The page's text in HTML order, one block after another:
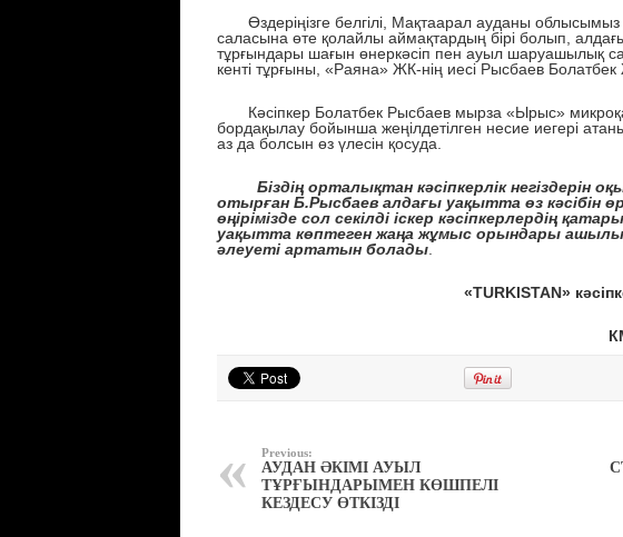
Өздеріңізге белгілі, Мақтаарал ауданы
саласына өте қолайлы аймақтардың бірі болып,
тұрғындары шағын өнеркәсіп пен ауыл шаруашылық
кенті тұрғыны, «Раяна» ЖК-нің иесі Рысбаев
Кәсіпкер Болатбек Рысбаев мырза «Ырыс»
бордақылау бойынша жеңілдетілген несие иегері
аз да болсын өз үлесін қосуда.
Біздің орталықтан кәсіпкерлік негіздерін
отырған Б.Рысбаев алдағы уақытта өз кәсібін
өңірімізде сол секілді іскер кәсіпкерлердің
уақытта көптеген жаңа жұмыс орындары
әлеуеті артатын болады.
«TURKISTAN»
Previous:
АУДАН ӘКІМІ АУЫЛ
ТҰРҒЫНДАРЫМЕН КӨШПЕЛІ
КЕЗДЕСУ ӨТКІЗДІ